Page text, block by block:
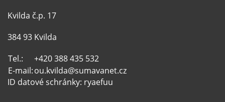
Kvilda č.p. 17
384 93 Kvilda
Tel.:
+420 388 435 532
E-mail:ou.kvilda@sumavanet.cz
ID datové schránky: ryaefuu